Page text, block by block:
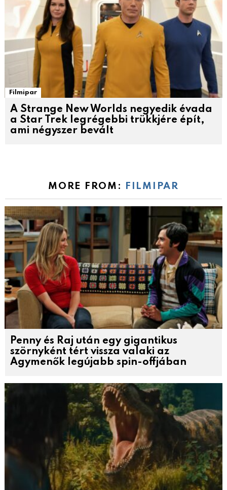
Filmipar
A Strange New Worlds negyedik évada
a Star Trek legrégebbi trükkjére épít,
ami négyszer bevált
MORE FROM: FILMIPAR
Penny és Raj után egy gigantikus
szörnyként tért vissza valaki az
Agymenők legújabb spin-offjában